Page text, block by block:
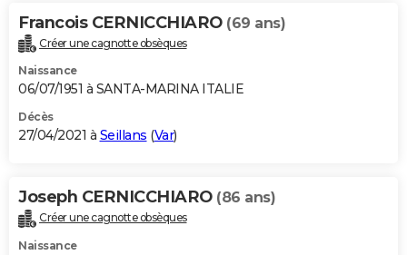
Francois CERNICCHIARO (69 ans)
Créer une cagnotte obsèques
Naissance
06/07/1951 à SANTA-MARINA ITALIE
Décès
27/04/2021 à Seillans (Var)
Joseph CERNICCHIARO (86 ans)
Créer une cagnotte obsèques
Naissance